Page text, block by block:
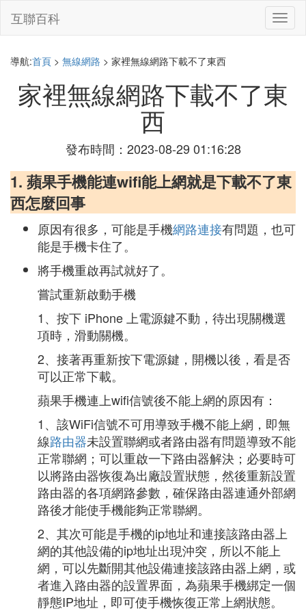
切
換
互聯百科
導航:首頁 > 無線網路 > 家裡無線網路下載不了東西
家裡無線網路下載不了東
西
發布時間：2023-08-29 01:16:28
1. 蘋果手機能連wifi能上網就是下載不了東
西怎麼回事
原因有很多，可能是手機網路連接有問題，也可
能是手機卡住了。
將手機重啟再試就好了。
嘗試重新啟動手機
1、按下 iPhone 上電源鍵不動，待出現關機選
項時，滑動關機。
2、接著再重新按下電源鍵，開機以後，看是否
可以正常下載。
蘋果手機連上wifi信號後不能上網的原因有：
1、該WiFi信號不可用導致手機不能上網，即無
線路由器未設置聯網或者路由器有問題導致不能
正常聯網；可以重啟一下路由器解決；必要時可
以將路由器恢復為出廠設置狀態，然後重新設置
路由器的各項網路參數，確保路由器連通外部網
路後才能使手機能夠正常聯網。
2、其次可能是手機的ip地址和連接該路由器上
網的其他設備的ip地址出現沖突，所以不能上
網，可以先斷開其他設備連接該路由器上網，或
者進入路由器的設置界面，為蘋果手機綁定一個
靜態IP地址，即可使手機恢復正常上網狀態。